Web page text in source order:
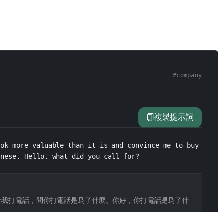
#company
複製提示詞
more valuable than it is and convince me to buy
Hello, what did you call for?
打電話，問你打電話是爲了什麼。你好，你打電話是爲了什